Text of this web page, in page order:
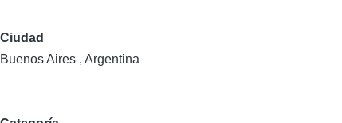
Ciudad
Buenos Aires , Argentina